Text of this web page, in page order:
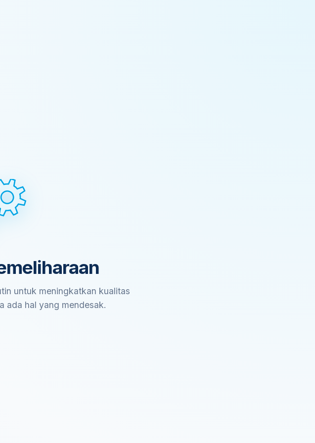
untuk meningkatkan kualitas
ada hal yang mendesak.